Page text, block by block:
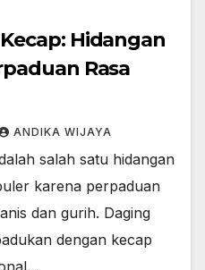
Hidangan
Rasa
ANDIKA WIJAYA
salah satu hidangan
karena perpaduan
dan gurih. Daging
dengan kecap